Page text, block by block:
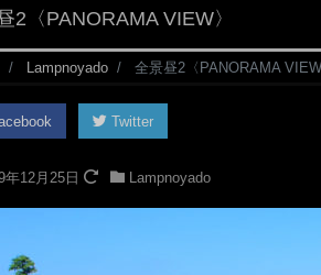
2〈PANORAMA VIEW〉
Lampnoyado 全景昼2〈PANORAMA
Twitter
年12月25日 Lampnoyado